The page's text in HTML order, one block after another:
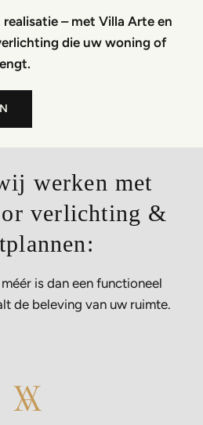
– met Villa Arte en
die uw woning of
werken met
verlichting &
is dan een functioneel
de beleving van uw ruimte.